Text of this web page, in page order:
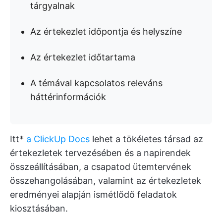
tárgyalnak
Az értekezlet időpontja és helyszíne
Az értekezlet időtartama
A témával kapcsolatos releváns
háttérinformációk
Itt* a ClickUp Docs lehet a tökéletes társad az
értekezletek tervezésében és a napirendek
összeállításában, a csapatod ütemtervének
összehangolásában, valamint az értekezletek
eredményei alapján ismétlődő feladatok
kiosztásában.